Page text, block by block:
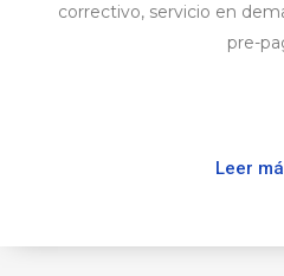
correctivo, servicio en
pre-
Leer